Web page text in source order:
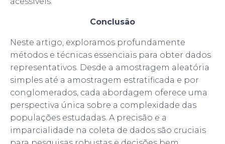
Conclusão
Neste artigo, exploramos profundamente
métodos e técnicas essenciais para obter dados
representativos. Desde a amostragem aleatória
simples até a amostragem estratificada e por
conglomerados, cada abordagem oferece uma
perspectiva única sobre a complexidade das
populações estudadas. A precisão e a
imparcialidade na coleta de dados são cruciais